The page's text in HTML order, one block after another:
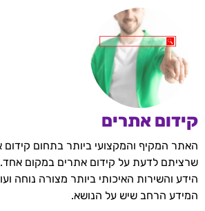
קידום אתרים
האתר המקיף והמקצועי ביותר בתחום
שרציתם לדעת על קידום אתרים במקום אחד.
הידע והשירות האיכותי ביותר מצורה נוחה
המידע הרחב שיש על הנושא.